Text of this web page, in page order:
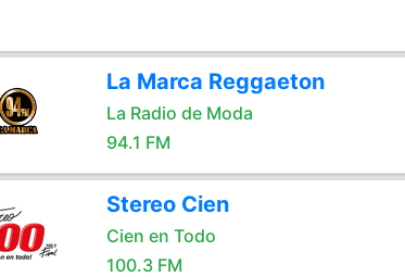
La Marca Reggaeton
La Radio de Moda
94.1 FM
Stereo Cien
Cien en Todo
100.3 FM